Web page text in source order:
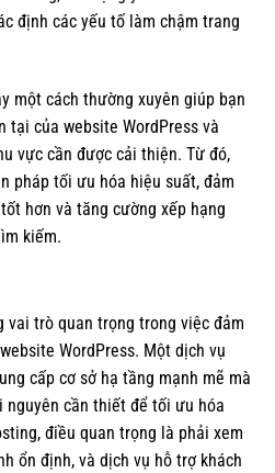
định các yếu tố làm chậm trang
một cách thường xuyên giúp bạn
của website WordPress và
vực cần được cải thiện. Từ đó,
pháp tối ưu hóa hiệu suất, đảm
hơn và tăng cường xếp hạng
kiếm.
trò quan trọng trong việc đảm
WordPress. Một dịch vụ
cấp cơ sở hạ tầng mạnh mẽ mà
nguyên cần thiết để tối ưu hóa
điều quan trọng là phải xem
ổn định, và dịch vụ hỗ trợ khách